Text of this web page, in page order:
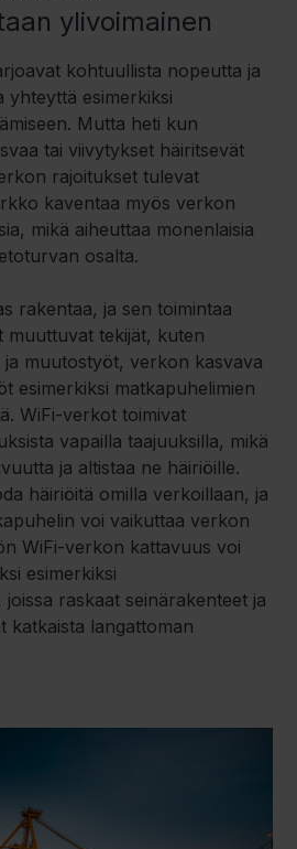
ylivoimainen
kohtuullista nopeutta ja
yhteyttä esimerkiksi
Mutta heti kun
tai viivytykset häiritsevät
rajoitukset tulevat
kaventaa myös verkon
mikä aiheuttaa monenlaisia
osalta.
rakentaa, ja sen toimintaa
muuttuvat tekijät, kuten
muutostyöt, verkon kasvava
esimerkiksi matkapuhelimien
WiFi-verkot toimivat
vapailla taajuuksilla, mikä
ja altistaa ne häiriöille.
häiriöitä omilla verkoillaan, ja
voi vaikuttaa verkon
WiFi-verkon kattavuus voi
esimerkiksi
raskaat seinärakenteet ja
katkaista langattoman